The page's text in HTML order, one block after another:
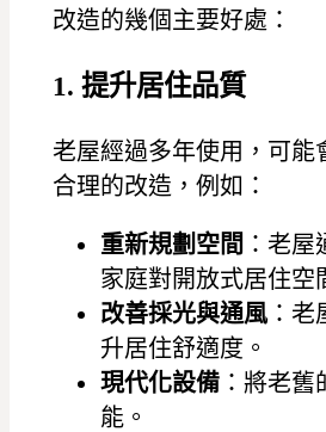
改造的幾個主要好處：
1. 提升居住品質
老屋經過多年使用，可能
合理的改造，例如：
重新規劃空間 ：老
家庭對開放式居住空
改善採光與通風：老
升居住舒適度。
現代化設備 ：將老
能。